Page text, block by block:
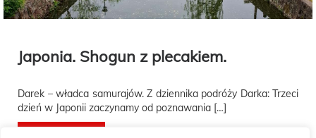
Japonia. Shogun z plecakiem.
Darek – władca samurajów. Z dziennika podróży Darka: Trzeci
dzień w Japonii zaczynamy od poznawania […]